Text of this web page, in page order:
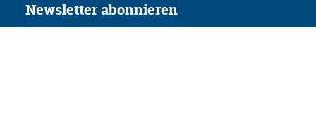
Newsletter abonnieren